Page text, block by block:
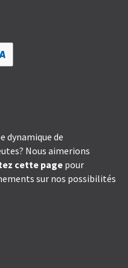
dynamique de
Nous aimerions
cette page pour
sur nos possibilités